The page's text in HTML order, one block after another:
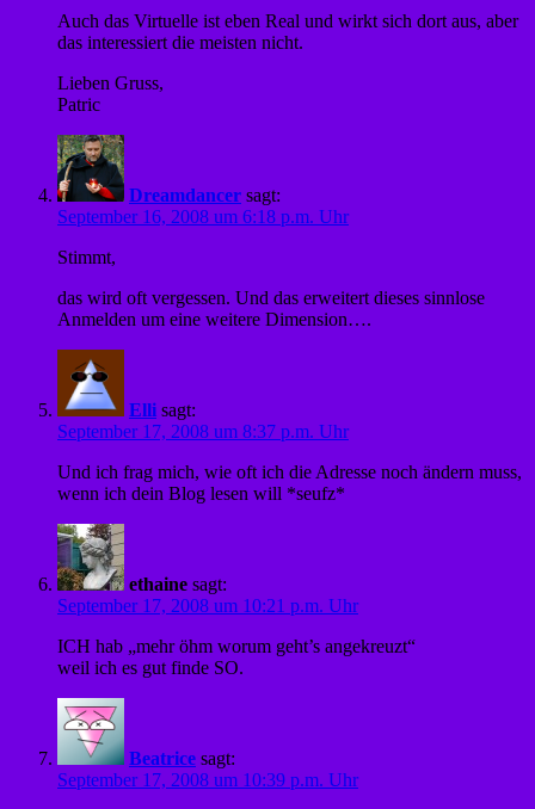
Auch das Virtuelle ist eben Real und wirkt sich dort aus, aber
das interessiert die meisten nicht.
Lieben Gruss,
Patric
Dreamdancer sagt:
September 16, 2008 um 6:18 p.m. Uhr
Stimmt,
das wird oft vergessen. Und das erweitert dieses sinnlose
Anmelden um eine weitere Dimension….
Elli sagt:
September 17, 2008 um 8:37 p.m. Uhr
Und ich frag mich, wie oft ich die Adresse noch ändern muss,
wenn ich dein Blog lesen will *seufz*
ethaine sagt:
September 17, 2008 um 10:21 p.m. Uhr
ICH hab „mehr öhm worum geht’s angekreuzt“
weil ich es gut finde SO.
Beatrice sagt:
September 17, 2008 um 10:39 p.m. Uhr